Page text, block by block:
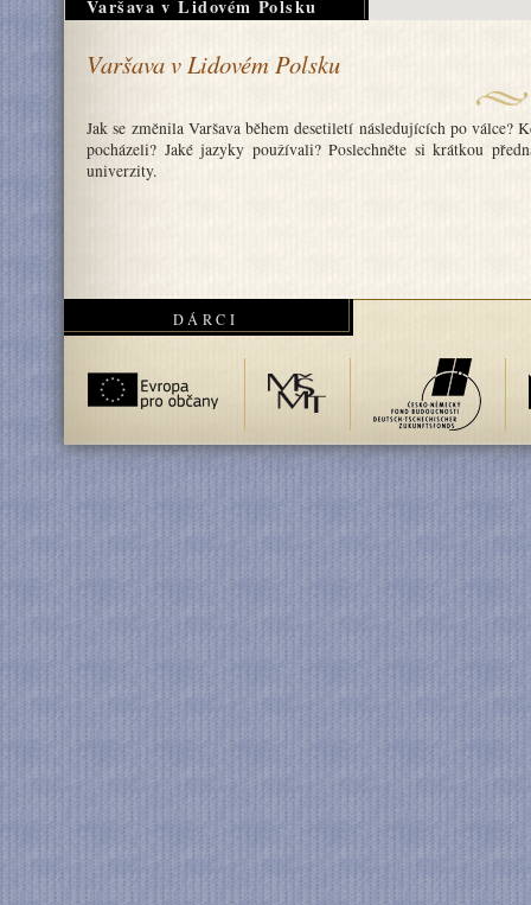
Varšava v Lidovém Polsku
Varšava v Lidovém Polsku
Jak se změnila Varšava během desetiletí následujících po
pocházeli? Jaké jazyky používali? Poslechněte si krátkou
univerzity.
DÁRCI